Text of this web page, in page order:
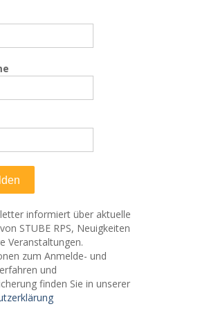
informiert über aktuelle
STUBE RPS, Neuigkeiten
Veranstaltungen.
zum Anmelde- und
und
finden Sie in unserer